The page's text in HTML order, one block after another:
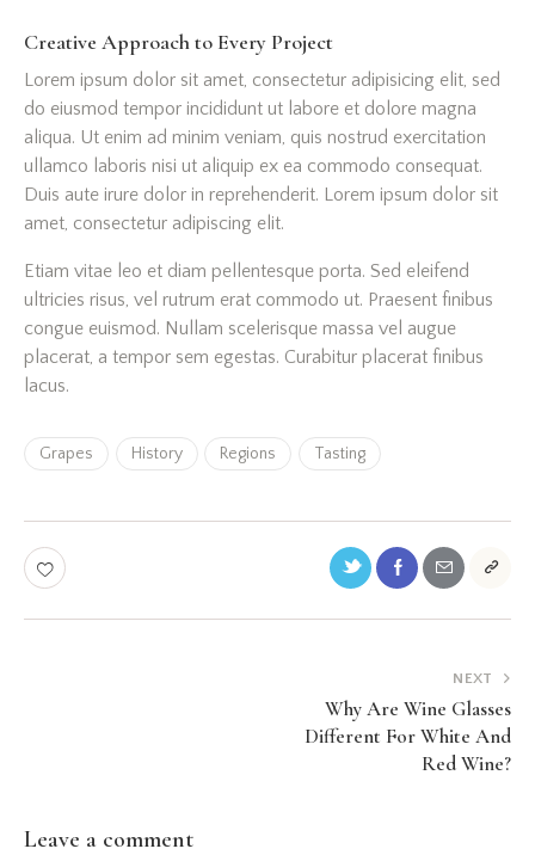
Creative Approach to Every Project
Lorem ipsum dolor sit amet, consectetur adipisicing elit, sed
do eiusmod tempor incididunt ut labore et dolore magna
aliqua. Ut enim ad minim veniam, quis nostrud exercitation
ullamco laboris nisi ut aliquip ex ea commodo consequat.
Duis aute irure dolor in reprehenderit. Lorem ipsum dolor sit
amet, consectetur adipiscing elit.
Etiam vitae leo et diam pellentesque porta. Sed eleifend
ultricies risus, vel rutrum erat commodo ut. Praesent finibus
congue euismod. Nullam scelerisque massa vel augue
placerat, a tempor sem egestas. Curabitur placerat finibus
lacus.
Grapes History Regions Tasting
NEXT
Why Are Wine Glasses
Different For White And
Red Wine?
Leave a comment